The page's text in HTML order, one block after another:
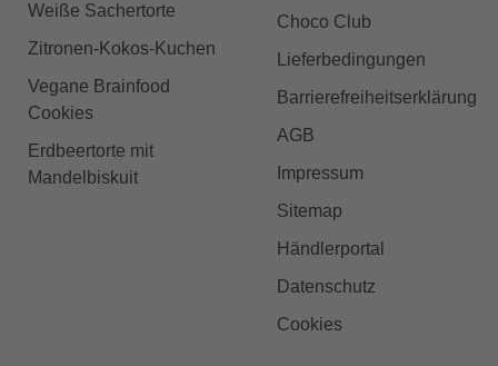
Weiße Sachertorte
Zitronen-Kokos-Kuchen
Vegane Brainfood
Cookies
Erdbeertorte mit
Mandelbiskuit
Choco Club
Lieferbedingungen
Barrierefreiheitserklärung
AGB
Impressum
Sitemap
Händlerportal
Datenschutz
Cookies